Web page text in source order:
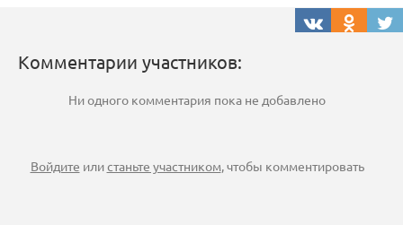
Комментарии участников:
Ни одного комментария пока не добавлено
Войдите илистаньте участником, чтобы комментировать